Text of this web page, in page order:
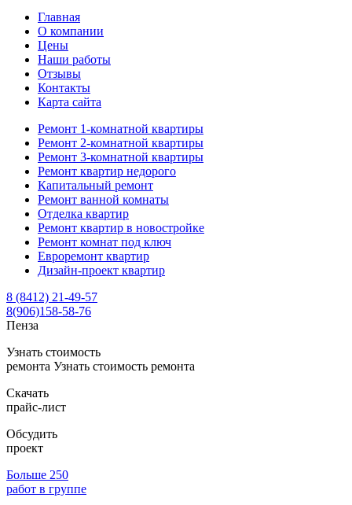
Главная
О компании
Цены
Наши работы
Отзывы
Контакты
Карта сайта
Ремонт 1-комнатной квартиры
Ремонт 2-комнатной квартиры
Ремонт 3-комнатной квартиры
Ремонт квартир недорого
Капитальный ремонт
Ремонт ванной комнаты
Отделка квартир
Ремонт квартир в новостройке
Ремонт комнат под ключ
Евроремонт квартир
Дизайн-проект квартир
8 (8412) 21-49-57
8(906)158-58-76
Пенза
Узнать стоимость
ремонта Узнать стоимость ремонта
Скачать
прайс-лист
Обсудить
проект
Больше 250
работ в группе